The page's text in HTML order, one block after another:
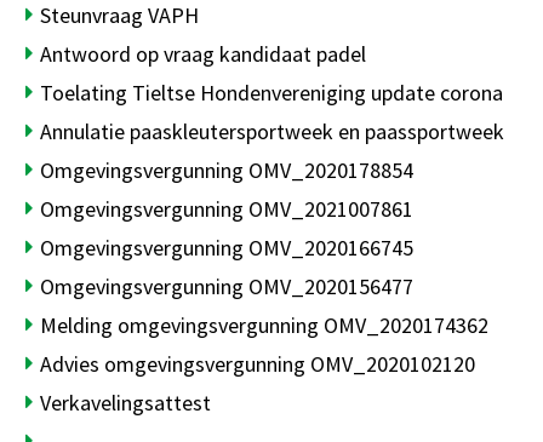
Steunvraag VAPH
Antwoord op vraag kandidaat padel
Toelating Tieltse Hondenvereniging update corona
Annulatie paaskleutersportweek en paassportweek
Omgevingsvergunning OMV_2020178854
Omgevingsvergunning OMV_2021007861
Omgevingsvergunning OMV_2020166745
Omgevingsvergunning OMV_2020156477
Melding omgevingsvergunning OMV_2020174362
Advies omgevingsvergunning OMV_2020102120
Verkavelingsattest